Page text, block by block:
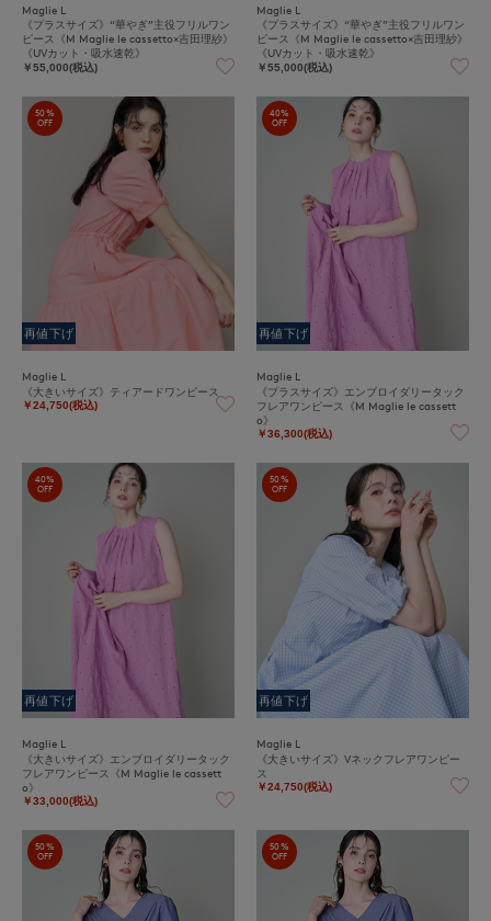
Maglie L
《プラスサイズ》“華やぎ”主役フリルワン
ピース《M Maglie le cassetto×吉田理紗》
《UVカット・吸水速乾》
￥55,000(税込)
Maglie L
《プラスサイズ》“華やぎ”主役フリルワン
ピース《M Maglie le cassetto×吉田理紗》
《UVカット・吸水速乾》
￥55,000(税込)
50%
OFF
再値下げ
Maglie L
《大きいサイズ》ティアードワンピース
￥24,750(税込)
40%
OFF
再値下げ
Maglie L
《プラスサイズ》エンブロイダリータック
フレアワンピース《M Maglie le cassett
o》
￥36,300(税込)
40%
OFF
再値下げ
Maglie L
《大きいサイズ》エンブロイダリータック
フレアワンピース《M Maglie le cassett
o》
￥33,000(税込)
50%
OFF
再値下げ
Maglie L
《大きいサイズ》Vネックフレアワンピー
ス
￥24,750(税込)
50%
OFF
50%
OFF